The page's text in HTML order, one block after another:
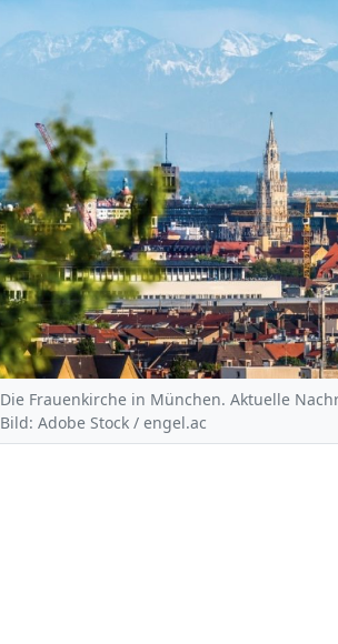
Die Frauenkirche in München. Aktuelle
Bild: Adobe Stock / engel.ac